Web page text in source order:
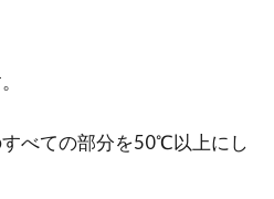
べての部分を50℃以上にし